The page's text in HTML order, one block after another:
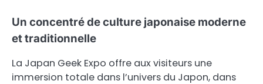
Un concentré de culture japonaise moderne
et traditionnelle
La Japan Geek Expo offre aux visiteurs une
immersion totale dans l’univers du Japon, dans